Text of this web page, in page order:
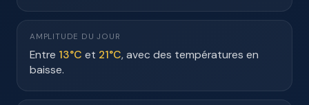
AMPLITUDE DU JOUR
Entre 13°C et 21°C, avec des températures en
baisse.